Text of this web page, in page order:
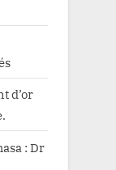
d’or
: Dr